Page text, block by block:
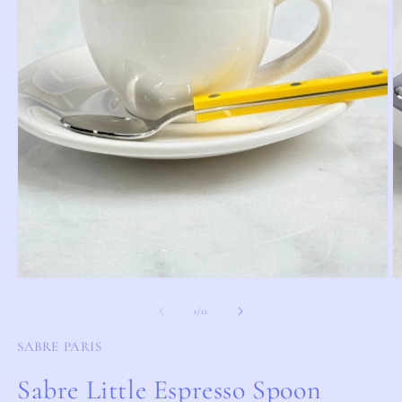
1
1/av12
SABRE PARIS
Sabre Little Espresso Spoon